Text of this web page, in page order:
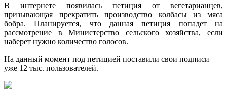
В интернете появилась петиция от вегетарианцев,
призывающая прекратить производство колбасы из мяса
бобра. Планируется, что данная петиция попадет на
рассмотрение в Министерство сельского хозяйства, если
наберет нужно количество голосов.
На данный момент под петицией поставили свои подписи
уже 12 тыс. пользователей.